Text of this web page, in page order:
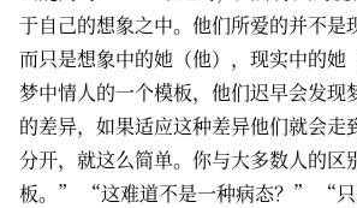
于自己的想象之中。他们所爱的并不是
而只是想象中的她（他），现实中的她
梦中情人的一个模板，他们迟早会发现
的差异，如果适应这种差异他们就会走
分开，就这么简单。你与大多数人的区
板。” “这难道不是一种病态？” “只